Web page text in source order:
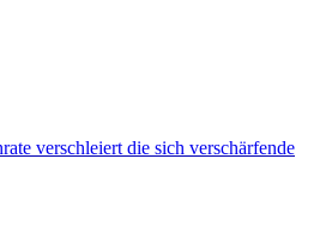
verschleiert die sich verschärfende